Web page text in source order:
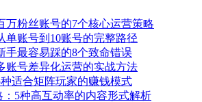
万粉丝账号的7个核心运营策略
单账号到10账号的完整路径
手最容易踩的8个致命错误
账号差异化运营的实战方法
适合矩阵玩家的赚钱模式
：5种高互动率的内容形式解析